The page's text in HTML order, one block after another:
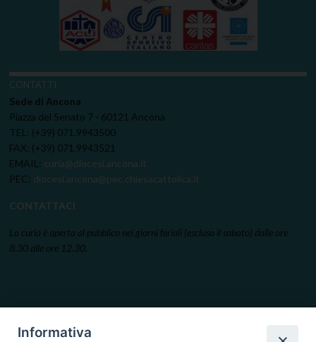
CONTATTI
Sede di Ancona
Piazza del Senato 7 - 60121 Ancona
TEL: (+39) 071.9943500
FAX: (+39) 071.9943521
EMAIL: curia@diocesi.ancona.it
PEC: diocesi.ancona@pec.chiesacattolica.it
CONTATTACI
La curia è aperta al pubblico nei giorni feriali (escluso il sabato) dalle ore
8.30 alle ore 12.30.
Informativa